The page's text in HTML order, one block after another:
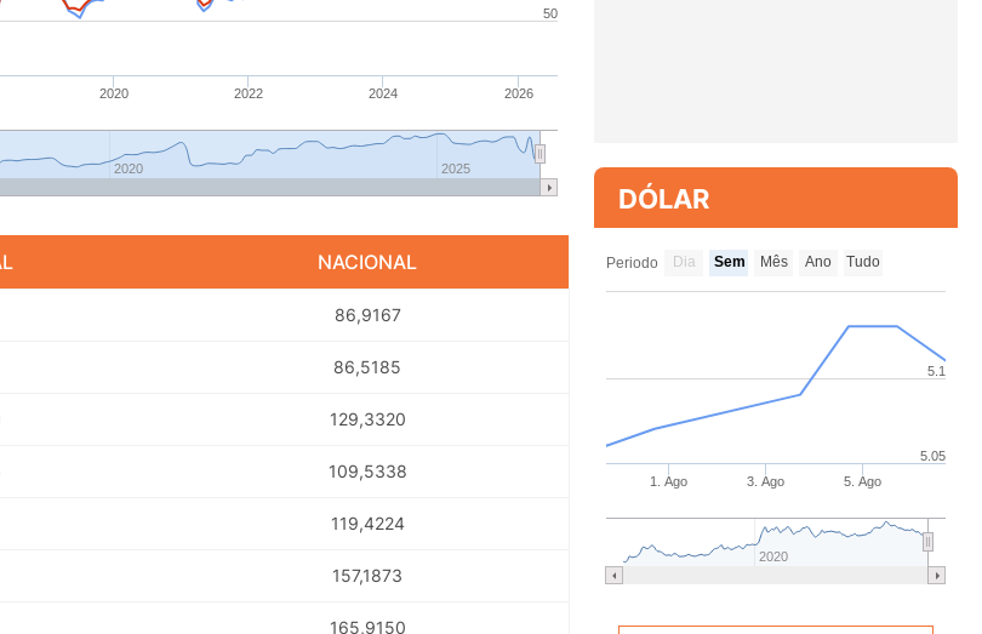
2020 2022 2024 2026
2020 2025
50
NACIONAL
86,9167
86,5185
129,3320
109,5338
119,4224
157,1873
165,9150
DÓLAR
Periodo Dia Sem Mês Ano Tudo
1. Ago 3. Ago 5. Ago
2020
5.05
5.1